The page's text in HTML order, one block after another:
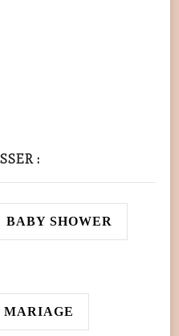
:
BABY SHOWER
MARIAGE